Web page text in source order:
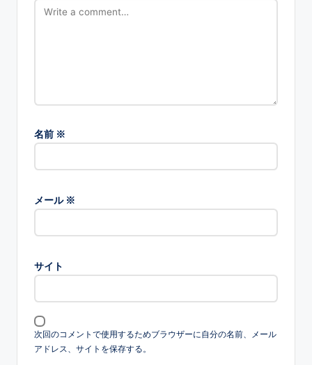
名前 ※
メール ※
サイト
次回のコメントで使用するためブラウザーに自分の名前、メール
アドレス、サイトを保存する。